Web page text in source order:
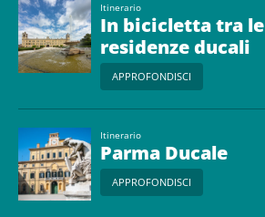
Itinerario
In bicicletta tra le
residenze ducali
APPROFONDISCI
Itinerario
Parma Ducale
APPROFONDISCI